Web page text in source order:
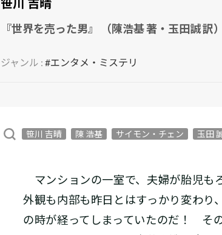
笹川 吉晴
『世界を売った男』 （陳浩基 著・玉田誠 訳）
ジャンル : #エンタメ・ミステリ
笹川 吉晴 陳 浩基 サイモン・チェン 玉田
マンションの一室で、夫婦が胎児も
外観も内部も昨日とはすっかり変わり
の時が経ってしまっていたのだ！ そ